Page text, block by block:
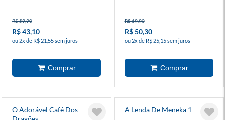
R$ 59,90
R$ 43,10
ou 2x de R$ 21,55 sem juros
R$ 69,90
R$ 50,30
ou 2x de R$ 25,15 sem juros
O Adorável Café Dos
A Lenda De Meneka 1